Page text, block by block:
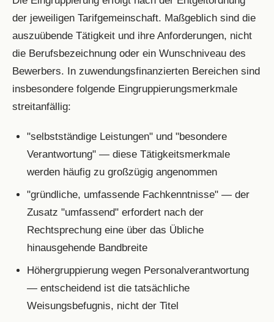
der jeweiligen Tarifgemeinschaft. Maßgeblich sind die
auszuübende Tätigkeit und ihre Anforderungen, nicht
die Berufsbezeichnung oder ein Wunschniveau des
Bewerbers. In zuwendungsfinanzierten Bereichen sind
insbesondere folgende Eingruppierungsmerkmale
streitanfällig:
"selbstständige Leistungen" und "besondere
Verantwortung" — diese Tätigkeitsmerkmale
werden häufig zu großzügig angenommen
"gründliche, umfassende Fachkenntnisse" — der
Zusatz "umfassend" erfordert nach der
Rechtsprechung eine über das Übliche
hinausgehende Bandbreite
Höhergruppierung wegen Personalverantwortung
— entscheidend ist die tatsächliche
Weisungsbefugnis, nicht der Titel